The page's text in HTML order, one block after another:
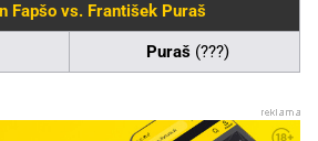
Fapšo vs. František Puraš
Puraš (???)